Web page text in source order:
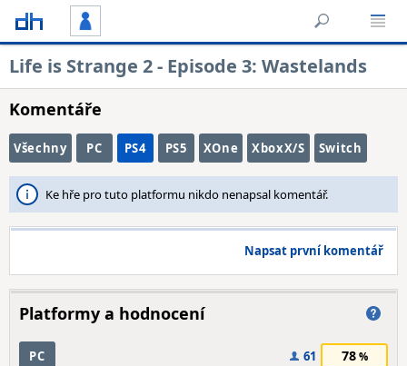
Life is Strange 2 - Episode 3: Wastelands
Komentáře
Všechny PC PS4 PS5 XOne XboxX/S Switch
Ke hře pro tuto platformu nikdo nenapsal komentář.
Napsat první komentář
Platformy a hodnocení
PC 61 78